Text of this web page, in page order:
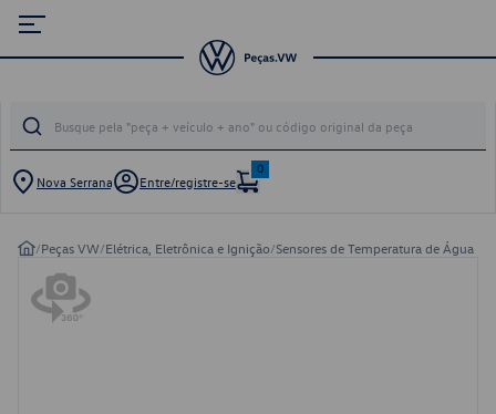
Nova Serrana Entre/registre-se
0
/Peças VW/Elétrica, Eletrônica e Ignição/Sensores de Temperatura de Água